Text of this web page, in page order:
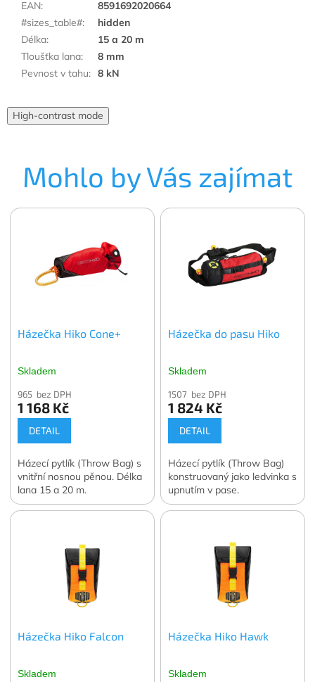
EAN:
8591692020664
#sizes_table#:
hidden
Délka:
15 a 20 m
Tloušťka lana:
8 mm
Pevnost v tahu: 8 kN
High-contrast mode
Mohlo by Vás zajímat
Házečka Hiko Cone+
Skladem
965 bez DPH
1 168 Kč
DETAIL
Házecí pytlík (Throw Bag) s
vnitřní nosnou pěnou. Délka
lana 15 a 20 m.
Házečka do pasu Hiko
Skladem
1507 bez DPH
1 824 Kč
DETAIL
Házecí pytlík (Throw Bag)
konstruovaný jako ledvinka s
upnutím v pase.
Házečka Hiko Falcon
Skladem
Házečka Hiko Hawk
Skladem